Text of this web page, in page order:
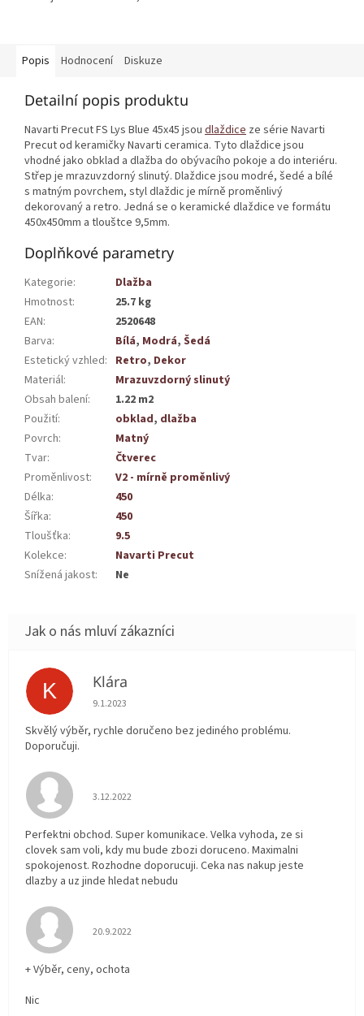
Popis Hodnocení Diskuze
Detailní popis produktu
Navarti Precut FS Lys Blue 45x45 jsou dlaždice ze série Navarti
Precut od keramičky Navarti ceramica. Tyto dlaždice jsou
vhodné jako obklad a dlažba do obývacího pokoje a do interiéru.
Střep je mrazuvzdorný slinutý. Dlaždice jsou modré, šedé a bílé
s matným povrchem, styl dlaždic je mírně proměnlivý
dekorovaný a retro. Jedná se o keramické dlaždice ve formátu
450x450mm a tlouštce 9,5mm.
Doplňkové parametry
Kategorie:
Dlažba
Hmotnost:
25.7 kg
EAN:
2520648
Barva: Bílá, Modrá, Šedá
Estetický vzhled: Retro, Dekor
Materiál:
Mrazuvzdorný slinutý
Obsah balení:
1.22 m2
Použití: obklad, dlažba
Povrch:
Matný
Tvar:
Čtverec
Proměnlivost:
V2 - mírně proměnlivý
Délka:
450
Šířka:
450
Tloušťka:
9.5
Kolekce:
Navarti Precut
Snížená jakost: Ne
K Klára
Hodnocení obchodu je 5 z 5 hvězdiček.
9.1.2023
Skvělý výběr, rychle doručeno bez jediného problému.
Doporučuji.
Hodnocení obchodu je 5 z 5 hvězdiček.
3.12.2022
Perfektni obchod. Super komunikace. Velka vyhoda, ze si
clovek sam voli, kdy mu bude zbozi doruceno. Maximalni
spokojenost. Rozhodne doporucuji. Ceka nas nakup jeste
dlazby a uz jinde hledat nebudu
Hodnocení obchodu je 5 z 5 hvězdiček.
20.9.2022
+ Výběr, ceny, ochota
Nic